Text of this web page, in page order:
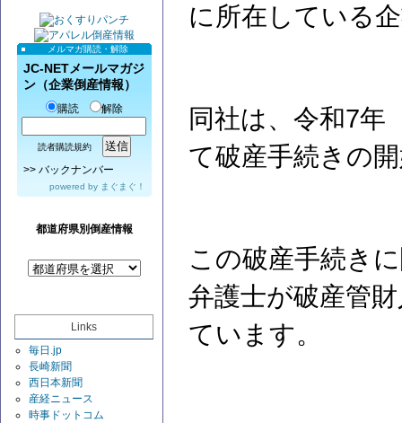
メルマガ購読・解除
JC-NETメールマガジ
ン（企業倒産情報）
購読 解除
読者購読規約
>> バックナンバー
powered by まぐまぐ！
都道府県別倒産情報
Links
毎日.jp
長崎新聞
西日本新聞
産経ニュース
時事ドットコム
に所在している
同社は、令和7年
て破産手続きの
この破産手続き
弁護士が破産管
ています。